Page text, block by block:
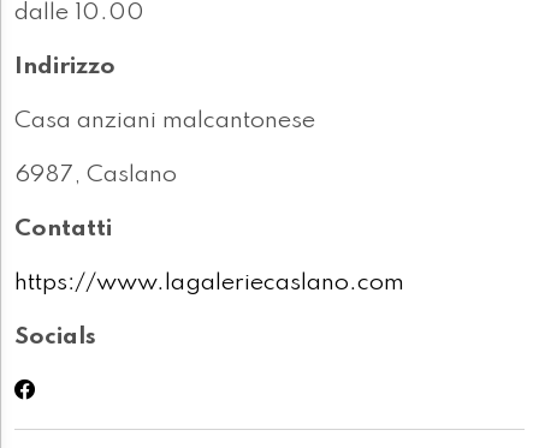
dalle 10.00
Indirizzo
Casa anziani malcantonese
6987, Caslano
Contatti
https://www.lagaleriecaslano.com
Socials